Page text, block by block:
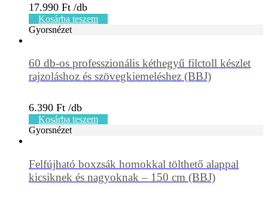
17.990 Ft
Kosárba teszem
Gyorsnézet
60 db-os professzionális kéthegyű filctoll készlet
rajzoláshoz és szövegkiemeléshez (BBJ)
6.390 Ft
Kosárba teszem
Gyorsnézet
Felfújható boxzsák homokkal tölthető alappal
kicsiknek és nagyoknak – 150 cm (BBJ)